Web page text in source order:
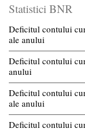
Statistici BNR
Deficitul contului
ale anului
Deficitul contului
anului
Deficitul contului
ale anului
Deficitul contului